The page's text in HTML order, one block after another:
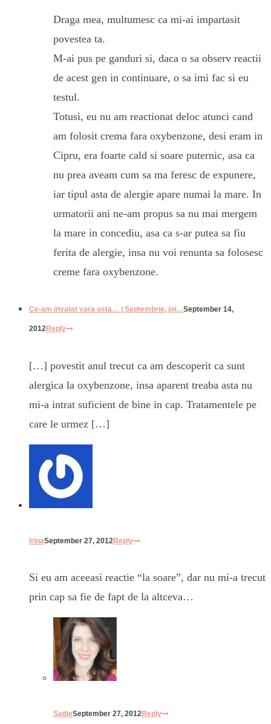
Draga mea, multumesc ca mi-ai impartasit
povestea ta.
M-ai pus pe ganduri si, daca o sa observ reactii
de acest gen in continuare, o sa imi fac si eu
testul.
Totusi, eu nu am reactionat deloc atunci cand
am folosit crema fara oxybenzone, desi eram in
Cipru, era foarte cald si soare puternic, asa ca
nu prea aveam cum sa ma feresc de expunere,
iar tipul asta de alergie apare numai la mare. In
urmatorii ani ne-am propus sa nu mai mergem
la mare in concediu, asa ca s-ar putea sa fiu
ferita de alergie, insa nu voi renunta sa folosesc
creme fara oxybenzone.
Ce-am invatat vara asta… | Septembrie, joi…September 14,
2012Reply
[…] povestit anul trecut ca am descoperit ca sunt
alergica la oxybenzone, insa aparent treaba asta nu
mi-a intrat suficient de bine in cap. Tratamentele pe
care le urmez […]
IrinaSeptember 27, 2012Reply
Si eu am aceeasi reactie “la soare”, dar nu mi-a trecut
prin cap sa fie de fapt de la altceva…
SadieSeptember 27, 2012Reply